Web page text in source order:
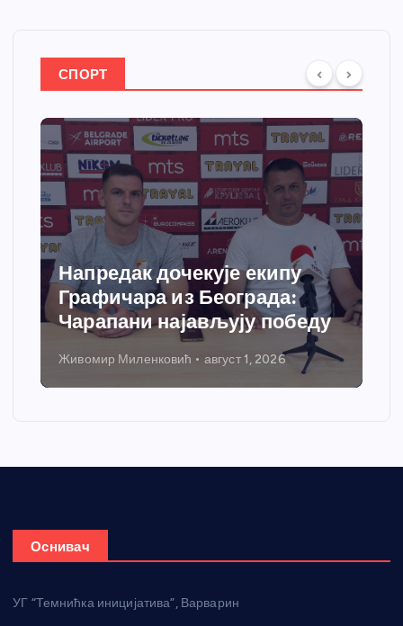
СПОРТ
Спортски центар “Ћићевац”
добија савремени систем
грејања
Никола Петровић јул 31, 2026
Оснивач
УГ “Темнићка иницијатива”, Варварин